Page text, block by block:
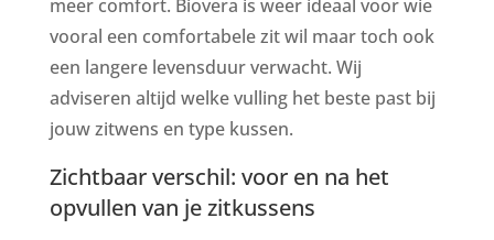
meer comfort. Biovera is weer ideaal voor wie
vooral een comfortabele zit wil maar toch ook
een langere levensduur verwacht. Wij
adviseren altijd welke vulling het beste past bij
jouw zitwens en type kussen.
Zichtbaar verschil: voor en na het
opvullen van je zitkussens